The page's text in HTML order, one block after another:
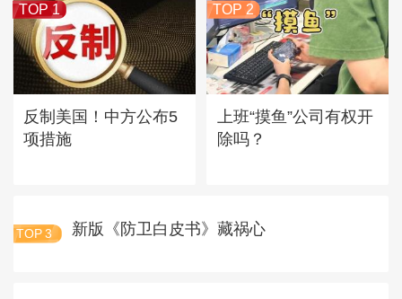
TOP 1
反制美国！中方公布5
项措施
TOP 2
上班“摸鱼”公司有权开
除吗？
TOP 3 新版《防卫白皮书》藏祸心